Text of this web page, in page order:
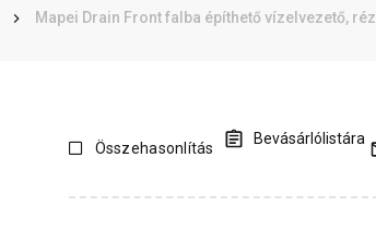
Mapei Drain Front falba építhető vízelvezető, réz
Összehasonlítás
Bevásárlólistára